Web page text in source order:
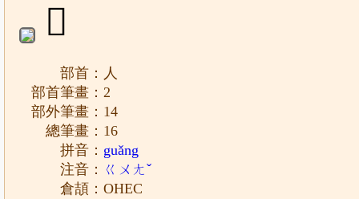
𠏤
部首：人
部首筆畫：2
部外筆畫：14
總筆畫：16
拼音： guǎng
注音： ㄍㄨㄤˇ
倉頡：OHEC